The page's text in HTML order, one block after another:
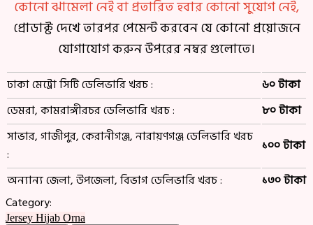
কোনো ঝামেলা নেই বা প্রতারিত হবার কোনো সুযোগ নেই,
প্রোডাক্ট দেখে তারপর পেমেন্ট করবেন যে কোনো প্রয়োজনে
যোগাযোগ করুন উপরের নম্বর গুলোতে।
ঢাকা মেট্রো সিটি ডেলিভারি খরচ :
৬০ টাকা
ডেমরা, কামরাঙ্গীরচর ডেলিভারি খরচ :
৮০ টাকা
সাভার, গাজীপুর, কেরানীগঞ্জ, নারায়ণগঞ্জ ডেলিভারি খরচ
:
১০০ টাকা
অন্যান্য জেলা, উপজেলা, বিভাগ ডেলিভারি খরচ :
১৩০ টাকা
Category:
Jersey Hijab Orna